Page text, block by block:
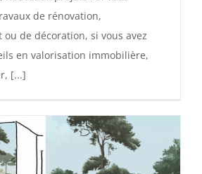
de rénovation,
ou de décoration, si vous avez
en valorisation immobilière,
[...]